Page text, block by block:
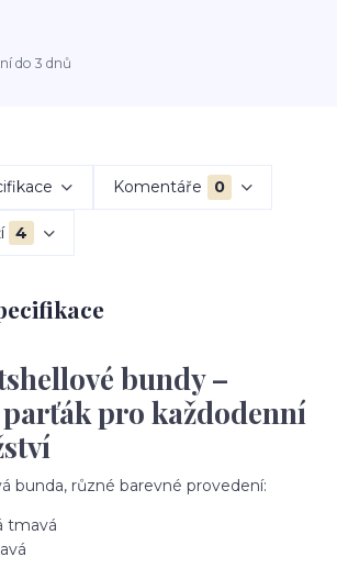
do 3 dnů
Komentáře 0
4
bundy –
pro každodenní
bunda, různé barevné provedení:
tmavá